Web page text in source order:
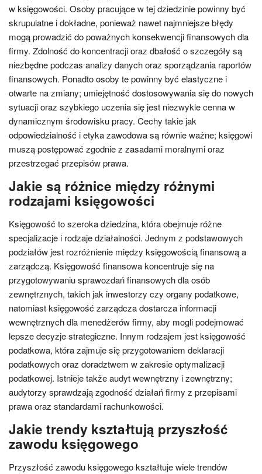
w księgowości. Osoby pracujące w tej dziedzinie powinny być
skrupulatne i dokładne, ponieważ nawet najmniejsze błędy
mogą prowadzić do poważnych konsekwencji finansowych dla
firmy. Zdolność do koncentracji oraz dbałość o szczegóły są
niezbędne podczas analizy danych oraz sporządzania raportów
finansowych. Ponadto osoby te powinny być elastyczne i
otwarte na zmiany; umiejętność dostosowywania się do nowych
sytuacji oraz szybkiego uczenia się jest niezwykle cenna w
dynamicznym środowisku pracy. Cechy takie jak
odpowiedzialność i etyka zawodowa są równie ważne; księgowi
muszą postępować zgodnie z zasadami moralnymi oraz
przestrzegać przepisów prawa.
Jakie są różnice między różnymi
rodzajami księgowości
Księgowość to szeroka dziedzina, która obejmuje różne
specjalizacje i rodzaje działalności. Jednym z podstawowych
podziałów jest rozróżnienie między księgowością finansową a
zarządczą. Księgowość finansowa koncentruje się na
przygotowywaniu sprawozdań finansowych dla osób
zewnętrznych, takich jak inwestorzy czy organy podatkowe,
natomiast księgowość zarządcza dostarcza informacji
wewnętrznych dla menedżerów firmy, aby mogli podejmować
lepsze decyzje strategiczne. Innym rodzajem jest księgowość
podatkowa, która zajmuje się przygotowaniem deklaracji
podatkowych oraz doradztwem w zakresie optymalizacji
podatkowej. Istnieje także audyt wewnętrzny i zewnętrzny;
audytorzy sprawdzają zgodność działań firmy z przepisami
prawa oraz standardami rachunkowości.
Jakie trendy kształtują przyszłość
zawodu księgowego
Przyszłość zawodu księgowego kształtuje wiele trendów